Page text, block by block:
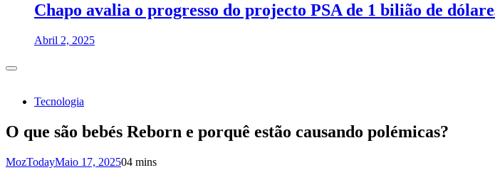
Chapo avalia o progresso do projecto PSA de 1 bilião de
Abril 2, 2025
Tecnologia
O que são bebés Reborn e porquê estão causando polémicas?
MozTodayMaio 17, 202504 mins